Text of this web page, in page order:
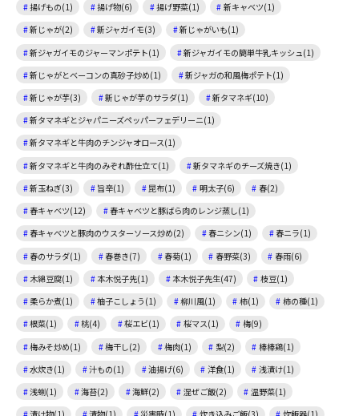
揚げもの(1)
揚げ物(6) 揚げ野菜(1)
新キャベツ(1)
新じゃが(2)
新ジャガイモ(3)
新じゃがいも(1)
新ジャガイモのジャーマンポテト(1)
新ジャガイモの簡単牛乳キッシュ(1)
新じゃがとベーコンの真砂子炒め(1)
新ジャガの和風梅ポテト(1)
新じゃが芋(3)
新じゃが芋のサラダ(1)
新タマネギ(10)
新タマネギとジャパニーズペッパーフェデリーニ(1)
新タマネギと牛肉のチンジャオロース(1)
新タマネギと牛肉のみぞれ酢仕立て(1)
新タマネギのチーズ焼き(1)
新玉ねぎ(3)
旨辛(1) 昆布(1) 明太子(6)
春(2)
春キャベツ(12)
春キャベツと豚ばら肉のレンジ蒸し(1)
春キャベツと豚肉のウスターソース炒め(2)
春ニシン(1)
春ニラ(1)
春のサラダ(1)
春巻き(7) 春菊(1) 春野菜(3)
春雨(6)
木綿豆腐(1)
本木悦子先(1) 本木悦子先生(47)
枝豆(1)
柔らか煮(1)
柚子こしょう(1) 柳川風(1) 柿(1)
柿の種(1)
根菜(1)
桃(4) 桜エビ(1) 桜マス(1)
梅(9)
梅みそ炒め(1)
梅干し(2) 梅肉(1) 梨(2)
棒棒鶏(1)
水炊き(1)
汁もの(1) 油揚げ(6) 洋食(1)
浅漬け(1)
浅蜊(1)
海苔(2) 海鮮(2) 混ぜご飯(2)
温野菜(1)